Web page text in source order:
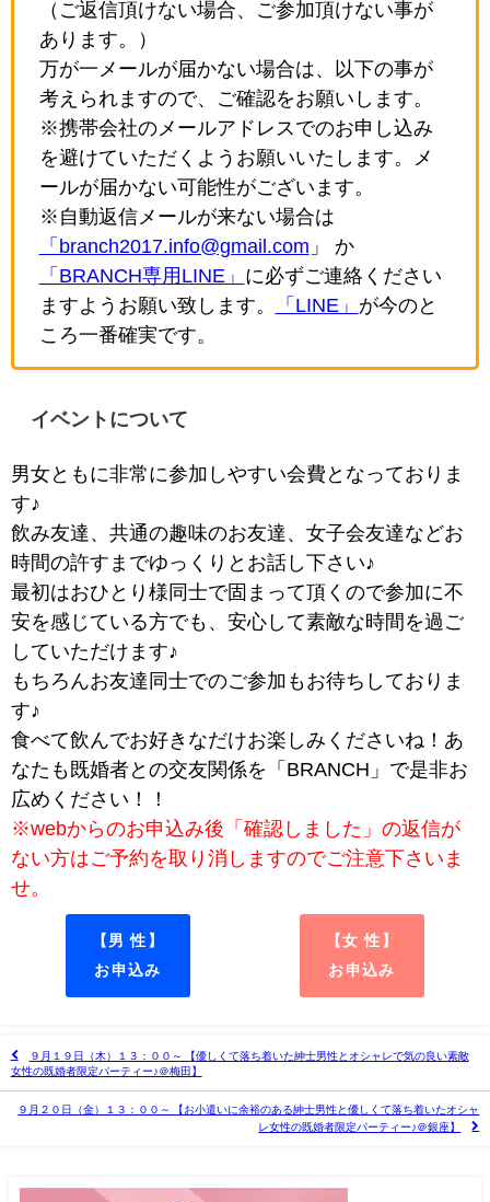
（ご返信頂けない場合、ご参加頂けない事が
あります。）
万が一メールが届かない場合は、以下の事が
考えられますので、ご確認をお願いします。
※携帯会社のメールアドレスでのお申し込み
を避けていただくようお願いいたします。メ
ールが届かない可能性がございます。
※自動返信メールが来ない場合は
「branch2017.info@gmail.com 」 か
「BRANCH専用LINE」 に必ずご連絡ください
ますようお願い致します。
「LINE」 が今のと
ころ一番確実です。
イベントについて
男女ともに非常に参加しやすい会費となっておりま
す♪
飲み友達、共通の趣味のお友達、女子会友達などお
時間の許すまでゆっくりとお話し下さい♪
最初はおひとり様同士で固まって頂くので参加に不
安を感じている方でも、安心して素敵な時間を過ご
していただけます♪
もちろんお友達同士でのご参加もお待ちしておりま
す♪
食べて飲んでお好きなだけお楽しみくださいね！あ
なたも既婚者との交友関係を「BRANCH」で是非お
広めください！！
※webからのお申込み後「確認しました」の返信が
ない方はご予約を取り消しますのでご注意下さいま
せ。
【男 性】
お申込み
【女 性】
お申込み
９月１９日（木）１３：００～ 【優しくて落ち着いた紳士男性とオシャレで気の良い素敵
女性の既婚者限定パーティー♪＠梅田】
９月２０日（金）１３：００～ 【お小遣いに余裕のある紳士男性と優しくて落ち着いたオシャ
レ女性の既婚者限定パーティー♪＠銀座】